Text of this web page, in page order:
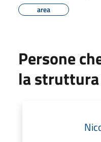
area
Persone
la struttura